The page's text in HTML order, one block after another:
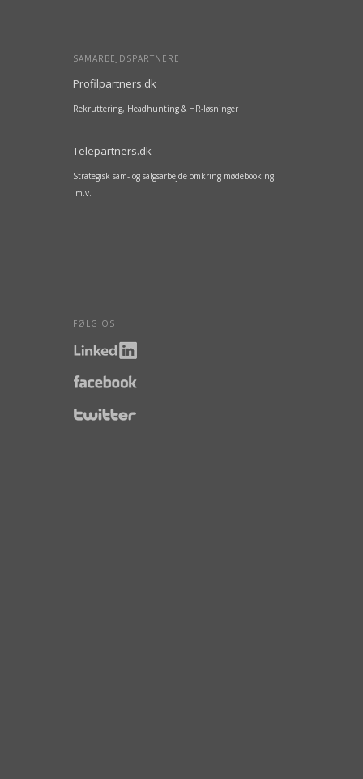
SAMARBEJDSPARTNERE
Profilpartners.dk
Rekruttering, Headhunting & HR-løsninger
Telepartners.dk
Strategisk sam- og salgsarbejde omkring mødebooking
m.v.
FØLG OS